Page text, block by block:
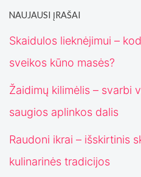
NAUJAUSI ĮRAŠAI
Skaidulos lieknėjimui –
sveikos kūno masės?
Žaidimų kilimėlis – svarbi
saugios aplinkos dalis
Raudoni ikrai – išskirtinis
kulinarinės tradicijos